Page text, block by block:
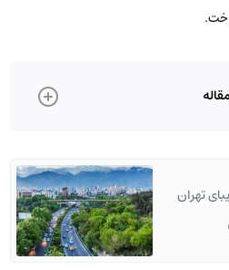
تهران